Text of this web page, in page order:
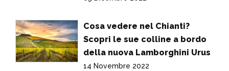
Cosa vedere nel Chianti?
Scopri le sue colline a bordo
della nuova Lamborghini Urus
14 Novembre 2022